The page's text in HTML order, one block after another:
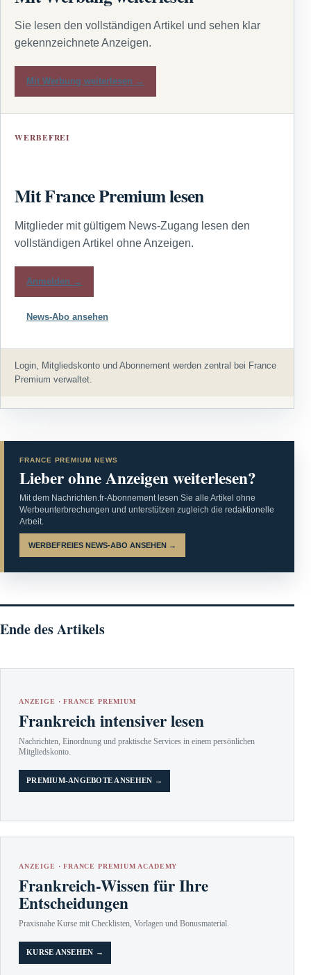
Sie lesen den vollständigen Artikel und sehen klar
gekennzeichnete Anzeigen.
Mit Werbung weiterlesen →
WERBEFREI
Mit France Premium lesen
Mitglieder mit gültigem News-Zugang lesen den
vollständigen Artikel ohne Anzeigen.
Anmelden →
News-Abo ansehen
Login, Mitgliedskonto und Abonnement werden zentral bei France
Premium verwaltet.
FRANCE PREMIUM NEWS
Lieber ohne Anzeigen weiterlesen?
Mit dem Nachrichten.fr-Abonnement lesen Sie alle Artikel ohne
Werbeunterbrechungen und unterstützen zugleich die redaktionelle
Arbeit.
WERBEFREIES NEWS-ABO ANSEHEN →
Ende des Artikels
ANZEIGE · FRANCE PREMIUM
Frankreich intensiver lesen
Nachrichten, Einordnung und praktische Services in einem persönlichen
Mitgliedskonto.
PREMIUM-ANGEBOTE ANSEHEN →
ANZEIGE · FRANCE PREMIUM ACADEMY
Frankreich-Wissen für Ihre
Entscheidungen
Praxisnahe Kurse mit Checklisten, Vorlagen und Bonusmaterial.
KURSE ANSEHEN →